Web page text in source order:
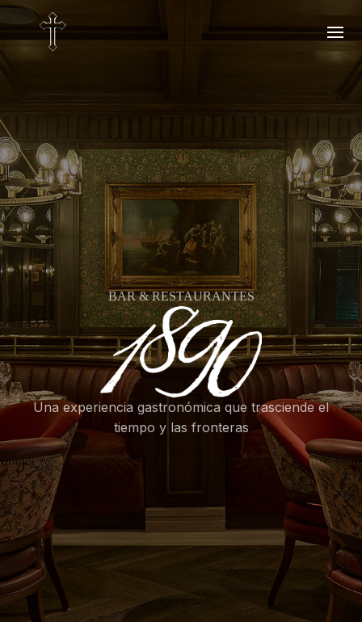
BAR & RESTAURANTES
Una experiencia gastronómica que trasciende el
tiempo y las fronteras